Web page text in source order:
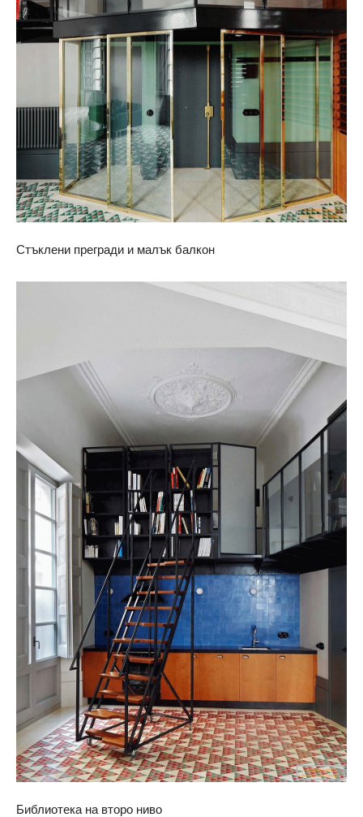
Стъклени прегради и малък балкон
Библиотека на второ ниво